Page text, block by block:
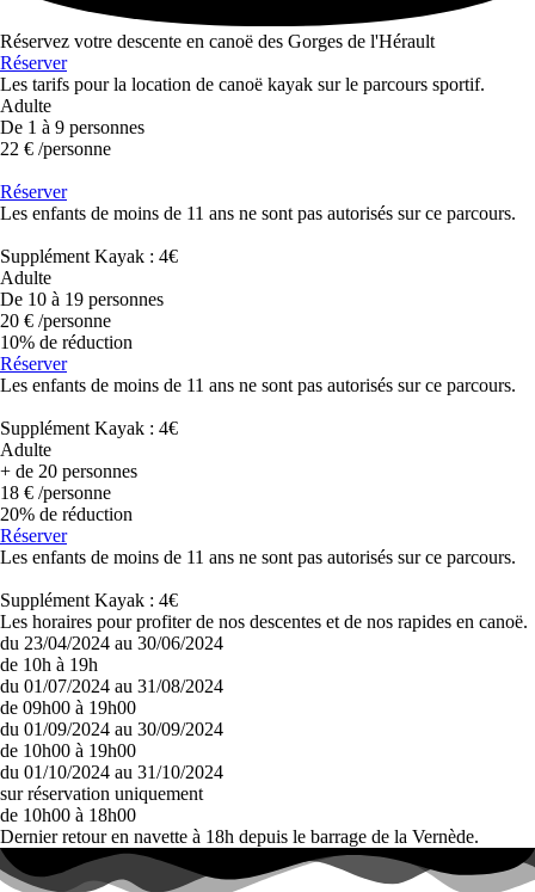
Réservez votre descente en canoë des Gorges de l'Hérault
Réserver
Les tarifs pour la location de canoë kayak sur le parcours sportif.
Adulte
De 1 à 9 personnes
22 € /personne
Réserver
Les enfants de moins de 11 ans ne sont pas autorisés sur ce parcours.
Supplément Kayak : 4€
Adulte
De 10 à 19 personnes
20 € /personne
10% de réduction
Réserver
Les enfants de moins de 11 ans ne sont pas autorisés sur ce parcours.
Supplément Kayak : 4€
Adulte
+ de 20 personnes
18 € /personne
20% de réduction
Réserver
Les enfants de moins de 11 ans ne sont pas autorisés sur ce parcours.
Supplément Kayak : 4€
Les horaires pour profiter de nos descentes et de nos rapides en canoë.
du 23/04/2024 au 30/06/2024
de 10h à 19h
du 01/07/2024 au 31/08/2024
de 09h00 à 19h00
du 01/09/2024 au 30/09/2024
de 10h00 à 19h00
du 01/10/2024 au 31/10/2024
sur réservation uniquement
de 10h00 à 18h00
Dernier retour en navette à 18h depuis le barrage de la Vernède.